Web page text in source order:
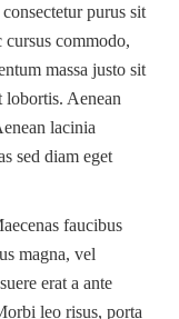
purus sit
cursus commodo,
massa justo sit
lobortis. Aenean
lacinia
sed diam eget
faucibus
magna, vel
erat a ante
leo risus, porta